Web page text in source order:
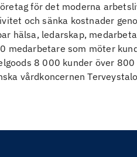
för det moderna
och sänka kostnader
hälsa, ledarskap,
medarbetare som möter
8 000 kunder över
vårdkoncernen